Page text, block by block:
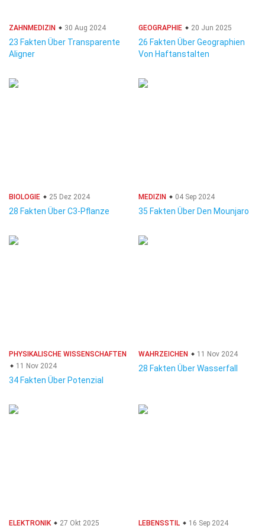
ZAHNMEDIZIN 30 Aug 2024
23 Fakten Über Transparente
Aligner
GEOGRAPHIE 20 Jun 2025
26 Fakten Über Geographien
Von Haftanstalten
BIOLOGIE 25 Dez 2024
28 Fakten Über C3-Pflanze
MEDIZIN 04 Sep 2024
35 Fakten Über Den Mounjaro
PHYSIKALISCHE WISSENSCHAFTEN
11 Nov 2024
34 Fakten Über Potenzial
WAHRZEICHEN 11 Nov 2024
28 Fakten Über Wasserfall
ELEKTRONIK 27 Okt 2025 LEBENSSTIL 16 Sep 2024